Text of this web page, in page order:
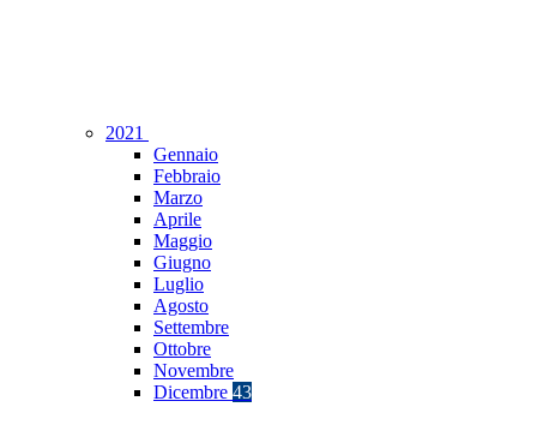
2021
Gennaio
Febbraio
Marzo
Aprile
Maggio
Giugno
Luglio
Agosto
Settembre
Ottobre
Novembre
Dicembre 43